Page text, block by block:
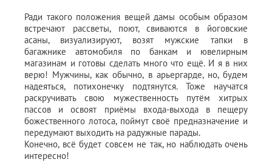
Ради такого положения вещей дамы особым образом
встречают рассветы, поют, свиваются в йоговские
асаны, визуализируют, возят мужские тапки в
багажнике автомобиля по банкам и ювелирным
магазинам и готовы сделать много что ещё. И я в них
верю! Мужчины, как обычно, в арьергарде, но, будем
надеяться, потихонечку подтянутся. Тоже научатся
раскручивать свою мужественность путём хитрых
пассов и освоят приёмы входа-выхода в пещеру
божественного лотоса, поймут своё предназначение и
передумают выходить на радужные парады.
Конечно, всё будет совсем не так, но наблюдать очень
интересно!